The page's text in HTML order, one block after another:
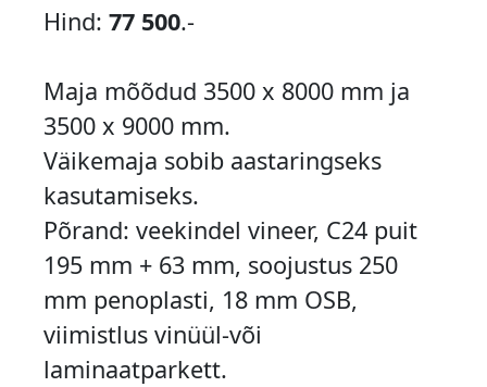
Hind: 77 500.-
Maja mõõdud 3500 x 8000 mm ja
3500 x 9000 mm.
Väikemaja sobib aastaringseks
kasutamiseks.
Põrand: veekindel vineer, C24 puit
195 mm + 63 mm, soojustus 250
mm penoplasti, 18 mm OSB,
viimistlus vinüül-või
laminaatparkett.